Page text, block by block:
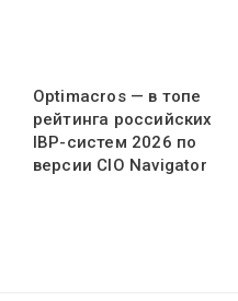
Optimacros — в топе
рейтинга российских
IBP-систем 2026 по
версии CIO Navigator